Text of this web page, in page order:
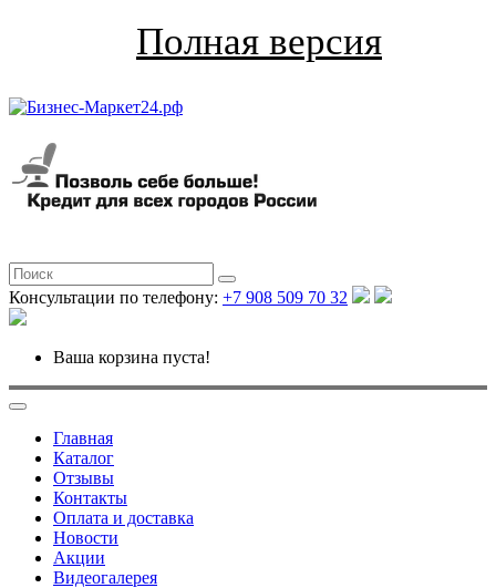
Полная версия
Консультации по телефону: +7 908 509 70 32
Ваша корзина пуста!
Главная
Каталог
Отзывы
Контакты
Оплата и доставка
Новости
Акции
Видеогалерея